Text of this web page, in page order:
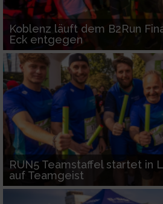
Koblenz läuft dem B2Run
Eck entgegen
RUN5 Teamstaffel startet in
auf Teamgeist